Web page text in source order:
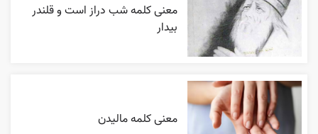
معنی کلمه شب دراز است و قلندر
بیدار
معنی کلمه مالیدن